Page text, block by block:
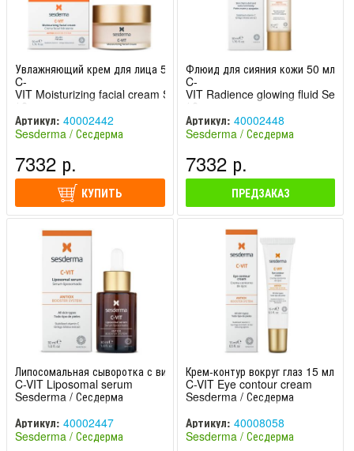
Увлажняющий крем для лица 50 мл
C-
VIT Moisturizing facial cream Sesderma
/ Сесдерма
Артикул: 40002442
Sesderma / Сесдерма
7332 р.
КУПИТЬ
Флюид для сияния кожи 50 мл
C-
VIT Radience glowing fluid
/ Сесдерма
Артикул: 40002448
Sesderma / Сесдерма
7332 р.
ПРЕДЗАКАЗ
Липосомальная сыворотка с витамином С 30 мл
C-VIT Liposomal serum
Sesderma / Сесдерма
Артикул: 40002447
Sesderma / Сесдерма
Крем-контур вокруг глаз 15 мл
C-VIT Eye contour cream
Sesderma / Сесдерма
Артикул: 40008058
Sesderma / Сесдерма